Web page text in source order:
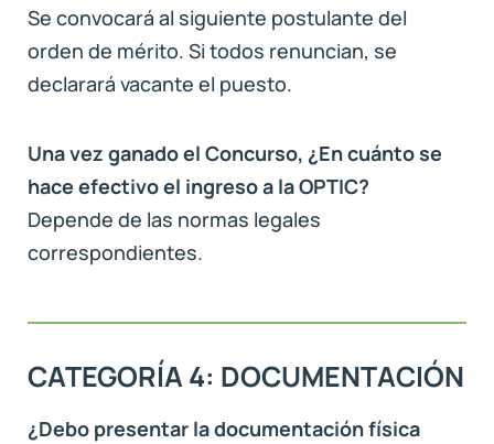
Se convocará al siguiente postulante del
orden de mérito. Si todos renuncian, se
declarará vacante el puesto.
Una vez ganado el Concurso, ¿En cuánto se
hace efectivo el ingreso a la OPTIC?
Depende de las normas legales
correspondientes.
CATEGORÍA 4: DOCUMENTACIÓN
¿Debo presentar la documentación física